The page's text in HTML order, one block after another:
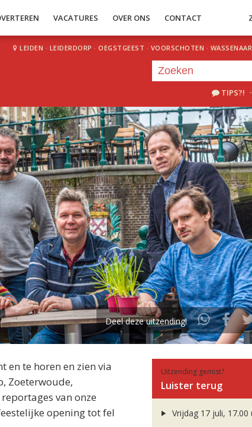
VACATURES OVER ONS CONTACT
LEIDEN · LEIDERDORP · OEGSTGEEST · VOORSCHOTEN · WASSENAAR
TIPS?! ·
18.00
Je luistert nu
«Vorig uur
Deel deze uitzending!
en te horen en zien via
Zoeterwoude,
van onze
opening tot fel
Uitzending gemist?
Luister terug
Vrijdag 17 juli, 17.00